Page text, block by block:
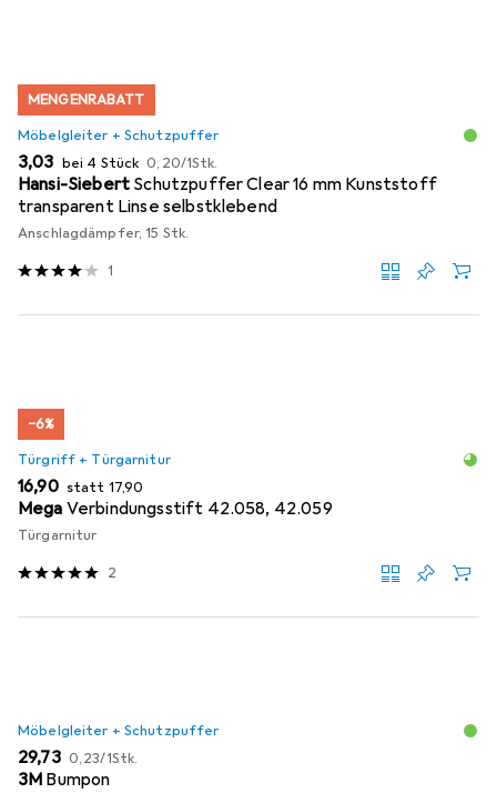
MENGENRABATT
Möbelgleiter + Schutzpuffer
EUR
3,03 bei 4 Stück EUR
0,20/1Stk.
Hansi-Siebert Schutzpuffer Clear 16 mm Kunststoff
transparent Linse selbstklebend
Anschlagdämpfer, 15 Stk.
1
−6%
Türgriff + Türgarnitur
EUR
16,90 statt EUR
17,90
Mega Verbindungsstift 42.058, 42.059
Türgarnitur
2
Möbelgleiter + Schutzpuffer
EUR
29,73 EUR
0,23/1Stk.
3M Bumpon